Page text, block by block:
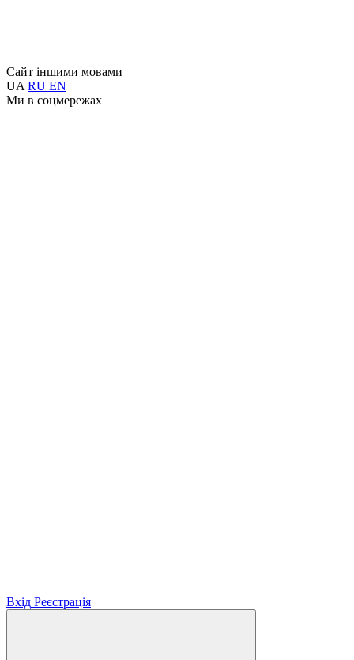
Сайт іншими мовами
UA RU EN
Ми в соцмережах
Вхід Реєстрація